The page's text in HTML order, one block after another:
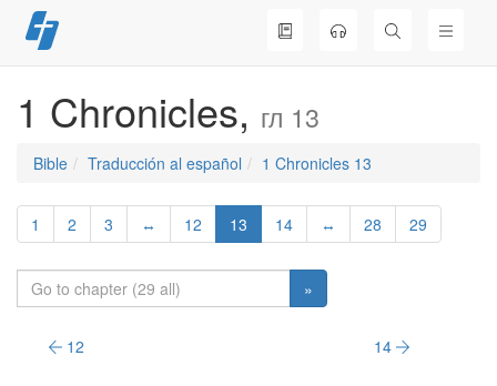
Skip
to
1 Chronicles, гл 13
Bible Traducción al español 1 Chronicles 13
1 2 3 ↔ 12 13 14 ↔ 28 29
»
12 14